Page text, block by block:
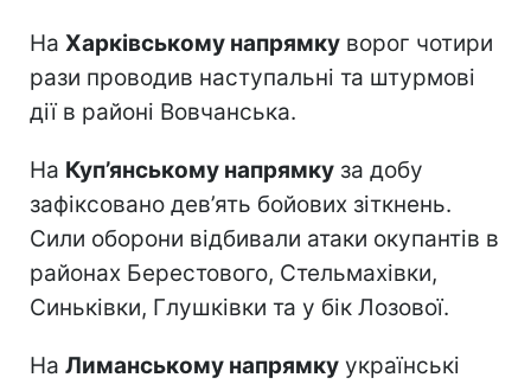
На Харківському напрямку ворог чотири
рази проводив наступальні та штурмові
дії в районі Вовчанська.
На Куп’янському напрямку за добу
зафіксовано дев’ять бойових зіткнень.
Сили оборони відбивали атаки окупантів в
районах Берестового, Стельмахівки,
Синьківки, Глушківки та у бік Лозової.
На Лиманському напрямку українські